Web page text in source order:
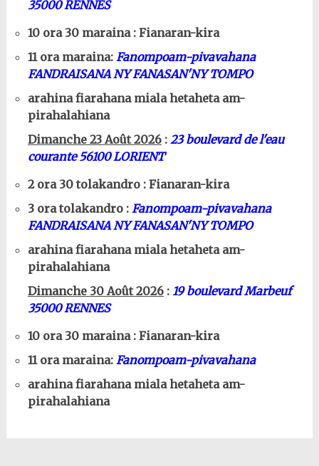
35000 RENNES
10 ora 30 maraina : Fianaran-kira
11 ora maraina: Fanompoam-pivavahana
FANDRAISANA NY FANASAN'NY TOMPO
arahina fiarahana miala hetaheta am-
pirahalahiana
Dimanche 23 Août 2026: 23 boulevard de l'eau
courante 56100 LORIENT
2 ora 30 tolakandro : Fianaran-kira
3 ora tolakandro : Fanompoam-pivavahana
FANDRAISANA NY FANASAN'NY TOMPO
arahina fiarahana miala hetaheta am-
pirahalahiana
Dimanche 30 Août 2026: 19 boulevard Marbeuf
35000 RENNES
10 ora 30 maraina : Fianaran-kira
11 ora maraina: Fanompoam-pivavahana
arahina fiarahana miala hetaheta am-
pirahalahiana